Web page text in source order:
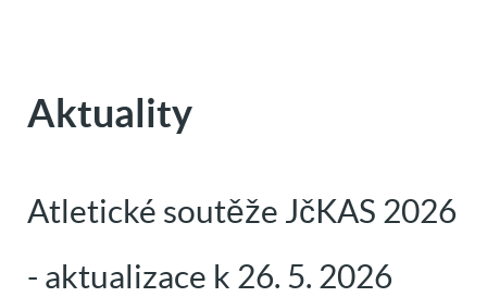
Aktuality
Atletické soutěže JčKAS 2026
- aktualizace k 26. 5. 2026